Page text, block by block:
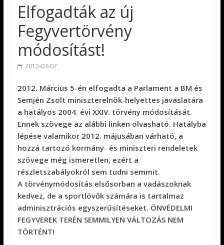
Elfogadták az új
Fegyvertörvény
módosítást!
2012-03-07
2012. Március 5-én elfogadta a Parlament a BM és
Semjén Zsolt miniszterelnök-helyettes javaslatára
a hatályos 2004. évi XXIV. törvény módosítását.
Ennek szövege az alábbi linken olvasható. Hatályba
lépése valamikor 2012. májusában várható, a
hozzá tartozó kormány- és miniszteri rendeletek
szövege még ismeretlen, ezért a
részletszabályokról sem tudni semmit.
A törvénymódosítás elsősorban a vadászoknak
kedvez, de a sportlövők számára is tartalmaz
adminisztrációs egyszerűsítéseket. ÖNVÉDELMI
FEGYVEREK TERÉN SEMMILYEN VÁLTOZÁS NEM
TÖRTÉNT!